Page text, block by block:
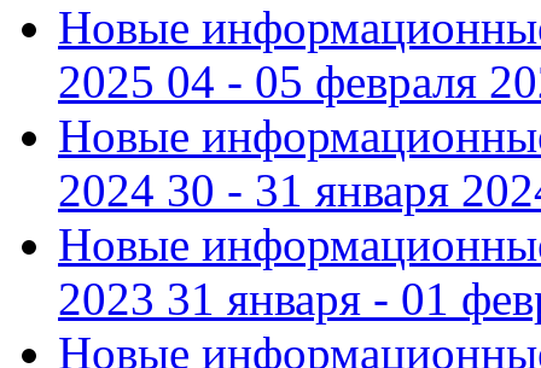
Новые
2025 04 - 05 февраля
Новые
2024 30 - 31 января
Новые
2023 31 января - 01
Новые